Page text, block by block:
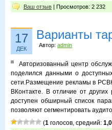
Ваш отзыв | Просмотров: 2 232
17
ДЕК
Варианты
Автор: admin
Авторизованный центр
поделился данными о
сети.Размещение рекламы в
ВКонтакте. В отличие от
доступен обширный список
позволяют сегментировать
(1 голосов, средний: